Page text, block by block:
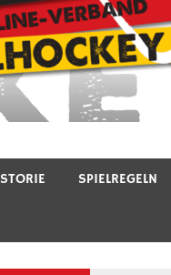
SPIELREGELN